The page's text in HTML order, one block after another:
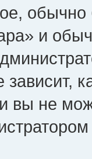
и
зависит,
вы не